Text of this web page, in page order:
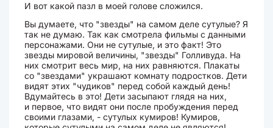
И вот какой пазл в моей голове сложился.
Вы думаете, что "звезды" на самом деле сутулые? Я
так не думаю. Так как смотрела фильмы с данными
персонажами. Они не сутулые, и это факт! Это
звезды мировой величины, "звезды" Голливуда. На
них смотрит весь мир, на них равняются. Плакаты
со "звездами" украшают комнату подростков. Дети
видят этих "чудиков" перед собой каждый день!
Вдумайтесь в это! Дети засыпают глядя на них,
и первое, что видят они после пробуждения перед
своими глазами, - сутулых кумиров! Кумиров,